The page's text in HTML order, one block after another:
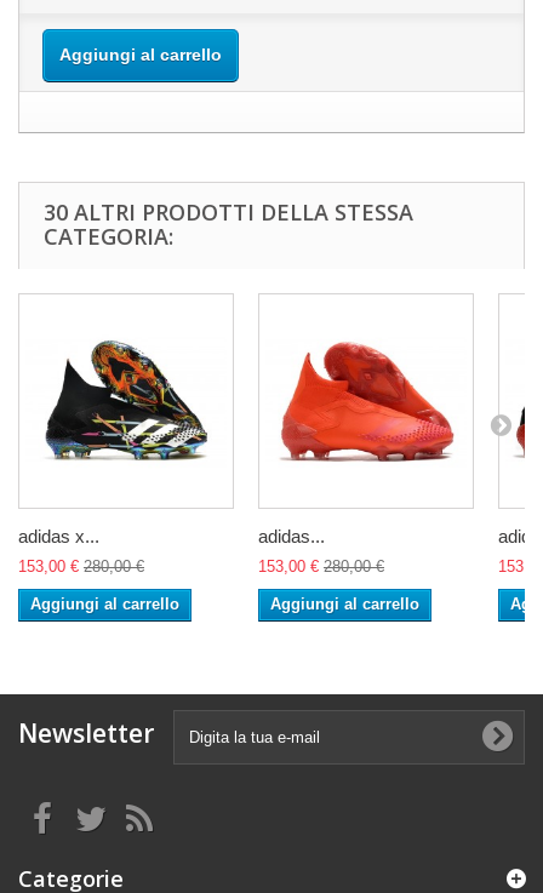
Aggiungi al carrello
30 ALTRI PRODOTTI DELLA STESSA
CATEGORIA:
adidas x...
153,00 € 280,00 €
Aggiungi al carrello
adidas...
153,00 € 280,00 €
Aggiungi al carrello
Newsletter
Categorie